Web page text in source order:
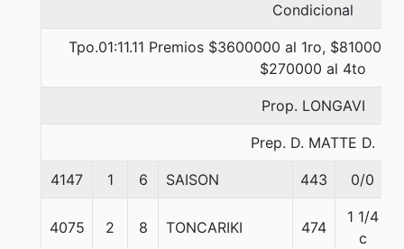
Condicional
Tpo.01:11.11 Premios $3600000 al 1ro,
$270000 al 4to
Prop. LONGAVI
Prep. D. MATTE D.
4147 1 6 SAISON 443 0/0
4075 2 8 TONCARIKI 474
1 1/4
c